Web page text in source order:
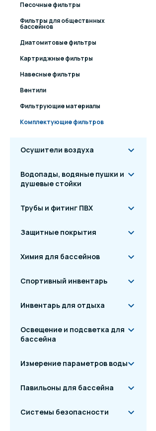
Песочные фильтры
Фильтры для обществнных
бассейнов
Диатомитовые фильтры
Картриджные фильтры
Навесные фильтры
Вентили
Фильтрующие материалы
Комплектующие фильтров
Осушители воздуха
Водопады, водяные пушки и
душевые стойки
Трубы и фитинг ПВХ
Защитные покрытия
Химия для бассейнов
Спортивный инвентарь
Инвентарь для отдыха
Освещение и подсветка для
бассейна
Измерение параметров воды
Павильоны для бассейна
Системы безопасности